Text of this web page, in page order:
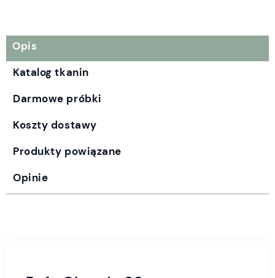
Opis
Katalog tkanin
Darmowe próbki
Koszty dostawy
Produkty powiązane
Opinie